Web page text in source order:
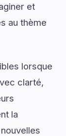
et
au thème
lorsque
clarté,
la